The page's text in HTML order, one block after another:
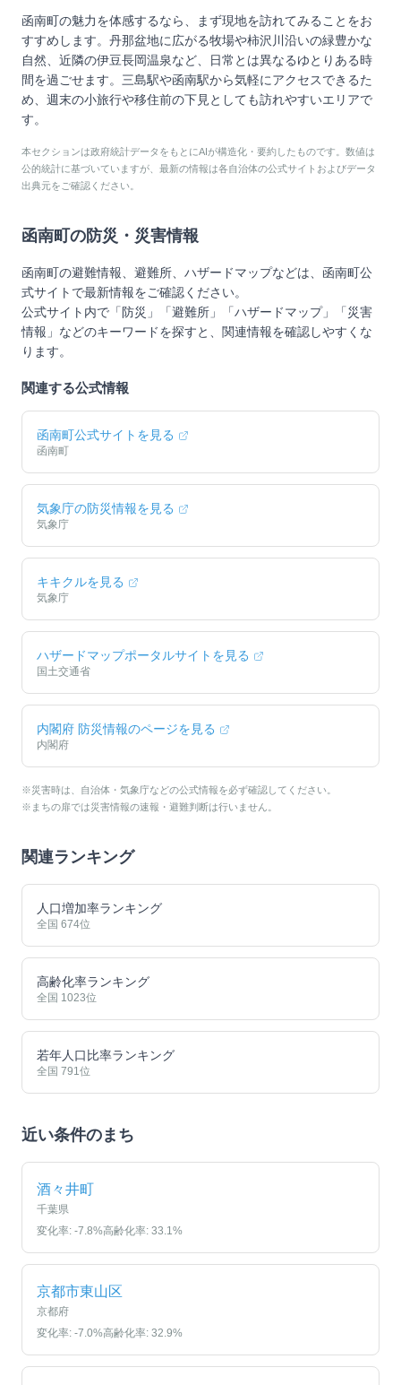
函南町の魅力を体感するなら、まず現地を訪れてみることをお
すすめします。丹那盆地に広がる牧場や柿沢川沿いの緑豊かな
自然、近隣の伊豆長岡温泉など、日常とは異なるゆとりある時
間を過ごせます。三島駅や函南駅から気軽にアクセスできるた
め、週末の小旅行や移住前の下見としても訪れやすいエリアで
す。
本セクションは政府統計データをもとにAIが構造化・要約したものです。数値は
公的統計に基づいていますが、最新の情報は各自治体の公式サイトおよびデータ
出典元をご確認ください。
函南町 の防災・災害情報
函南町の避難情報、避難所、ハザードマップなどは、 函南町公
式サイトで最新情報をご確認ください。
公式サイト内で「防災」「避難所」「ハザードマップ」「災害
情報」などのキーワードを探すと、関連情報を確認しやすくな
ります。
関連する公式情報
函南町公式サイトを見る
函南町
気象庁の防災情報を見る
気象庁
キキクルを見る
気象庁
ハザードマップポータルサイトを見る
国土交通省
内閣府 防災情報のページを見る
内閣府
※災害時は、自治体・気象庁などの公式情報を必ず確認してください。
※まちの扉では災害情報の速報・避難判断は行いません。
関連ランキング
人口増加率ランキング
全国 674位
高齢化率ランキング
全国 1023位
若年人口比率ランキング
全国 791位
近い条件のまち
酒々井町
千葉県
変化率: -7.8%高齢化率: 33.1%
京都市東山区
京都府
変化率: -7.0%高齢化率: 32.9%